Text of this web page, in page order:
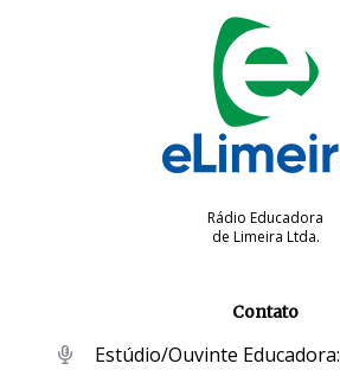
Rádio Educadora
de Limeira Ltda.
Contato
Estúdio/Ouvinte Educadora: